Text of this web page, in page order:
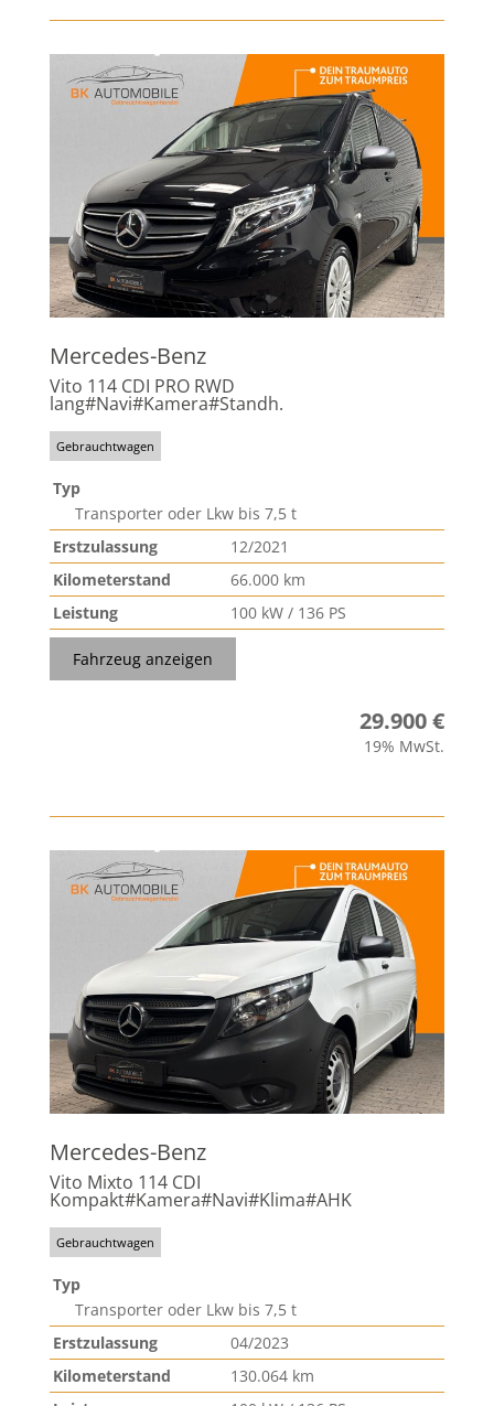
Mercedes-Benz
Vito 114 CDI PRO RWD
lang#Navi#Kamera#Standh.
Gebrauchtwagen
Typ
Transporter oder Lkw bis 7,5 t
Erstzulassung
12/2021
Kilometerstand
66.000 km
Leistung
100 kW / 136 PS
Fahrzeug anzeigen
29.900 €
19% MwSt.
Mercedes-Benz
Vito Mixto 114 CDI
Kompakt#Kamera#Navi#Klima#AHK
Gebrauchtwagen
Typ
Transporter oder Lkw bis 7,5 t
Erstzulassung
04/2023
Kilometerstand
130.064 km